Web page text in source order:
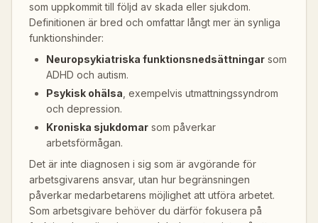
som uppkommit till följd av skada eller sjukdom.
Definitionen är bred och omfattar långt mer än synliga
funktionshinder:
Neuropsykiatriska funktionsnedsättningar som
ADHD och autism.
Psykisk ohälsa , exempelvis utmattningssyndrom
och depression.
Kroniska sjukdomar som påverkar
arbetsförmågan.
Det är inte diagnosen i sig som är avgörande för
arbetsgivarens ansvar, utan hur begränsningen
påverkar medarbetarens möjlighet att utföra arbetet.
Som arbetsgivare behöver du därför fokusera på